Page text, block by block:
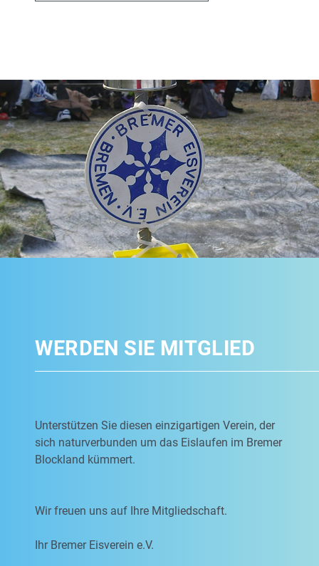
WERDEN SIE MITGLIED
Unterstützen Sie diesen einzigartigen Verein, der
sich naturverbunden um das Eislaufen im Bremer
Blockland kümmert.
Wir freuen uns auf Ihre Mitgliedschaft.
Ihr Bremer Eisverein e.V.